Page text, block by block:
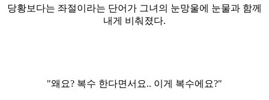
당황보다는 좌절이라는 단어가 그녀의 눈망울에 눈물과 함께
내게 비춰졌다.
"왜요? 복수 한다면서요.. 이게 복수에요?"